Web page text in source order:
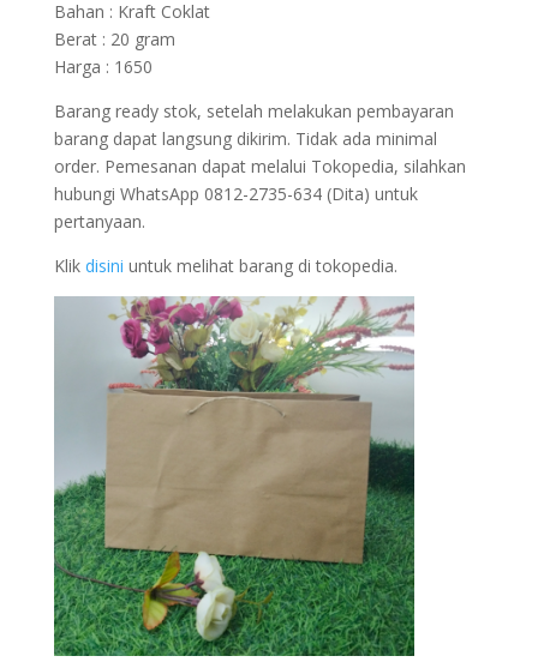
Bahan : Kraft Coklat
Berat : 20 gram
Harga : 1650
Barang ready stok, setelah melakukan pembayaran
barang dapat langsung dikirim. Tidak ada minimal
order. Pemesanan dapat melalui Tokopedia, silahkan
hubungi WhatsApp 0812-2735-634 (Dita) untuk
pertanyaan.
Klik disini untuk melihat barang di tokopedia.